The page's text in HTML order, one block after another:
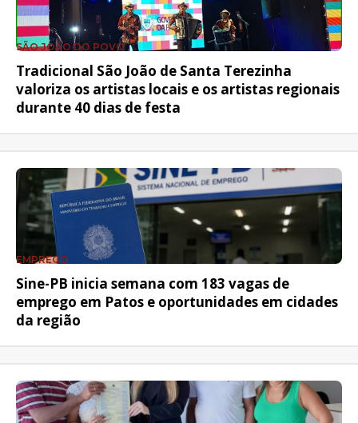
SÃO JOÃO DO POVO
Tradicional São João de Santa Terezinha
valoriza os artistas locais e os artistas regionais
durante 40 dias de festa
EMPREGO
Sine-PB inicia semana com 183 vagas de
emprego em Patos e oportunidades em cidades
da região